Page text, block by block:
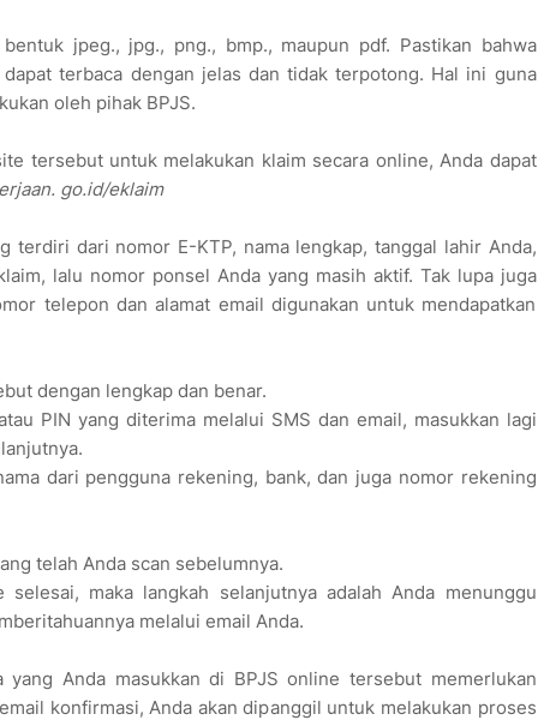
jpeg., jpg., png., bmp., maupun pdf. Pastikan bahwa
terbaca dengan jelas dan tidak terpotong. Hal ini guna
oleh pihak BPJS.
tersebut untuk melakukan klaim secara online, Anda dapat
go.id/eklaim
terdiri dari nomor E-KTP, nama lengkap, tanggal lahir Anda,
lalu nomor ponsel Anda yang masih aktif. Tak lupa juga
telepon dan alamat email digunakan untuk mendapatkan
dengan lengkap dan benar.
PIN yang diterima melalui SMS dan email, masukkan lagi
dari pengguna rekening, bank, dan juga nomor rekening
telah Anda scan sebelumnya.
maka langkah selanjutnya adalah Anda menunggu
melalui email Anda.
yang Anda masukkan di BPJS online tersebut memerlukan
konfirmasi, Anda akan dipanggil untuk melakukan proses